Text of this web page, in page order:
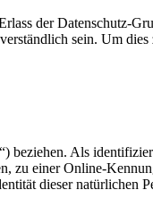
der Datenschutz-
sein. Um
beziehen. Als
zu einer Online-
dieser natürlichen